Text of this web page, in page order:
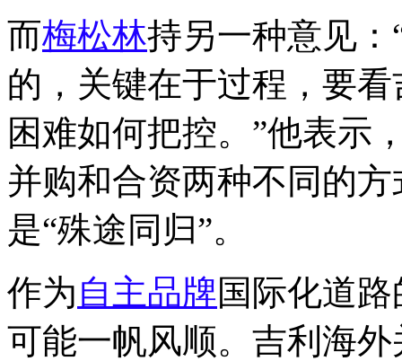
而梅松林持另一种意见
的，关键在于过程，要
困难如何把控。”他表示
并购和合资两种不同的
是“殊途同归”。
作为自主品牌国际化道
可能一帆风顺。吉利海